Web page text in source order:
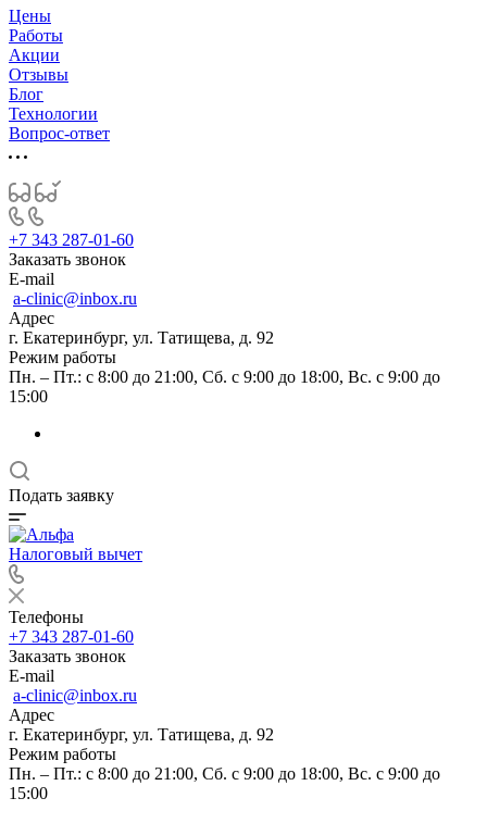
Цены
Работы
Акции
Отзывы
Блог
Технологии
Вопрос-ответ
+7 343 287-01-60
Заказать звонок
E-mail
a-clinic@inbox.ru
Адрес
г. Екатеринбург, ул. Татищева, д. 92
Режим работы
Пн. – Пт.: с 8:00 до 21:00, Сб. с 9:00 до 18:00, Вс. с 9:00 до
15:00
Подать заявку
Налоговый вычет
Телефоны
+7 343 287-01-60
Заказать звонок
E-mail
a-clinic@inbox.ru
Адрес
г. Екатеринбург, ул. Татищева, д. 92
Режим работы
Пн. – Пт.: с 8:00 до 21:00, Сб. с 9:00 до 18:00, Вс. с 9:00 до
15:00